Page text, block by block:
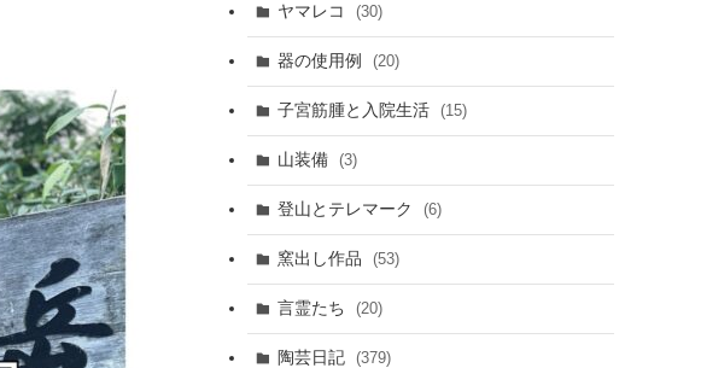
ヤマレコ (30)
器の使用例 (20)
子宮筋腫と入院生活 (15)
山装備 (3)
登山とテレマーク (6)
窯出し作品 (53)
言霊たち (20)
陶芸日記 (379)